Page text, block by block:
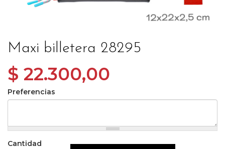
Maxi billetera 28295
$ 22.300,00
Preferencias
Cantidad